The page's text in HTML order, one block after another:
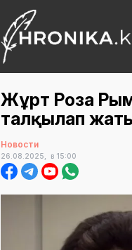
Жұрт Роза
талқылап
Новости
26.08.2025, в 15:00